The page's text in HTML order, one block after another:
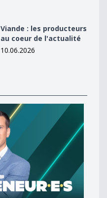
coeur de l&#039;actualité
Viande : les producteurs
au coeur de l'actualité
10.06.2026